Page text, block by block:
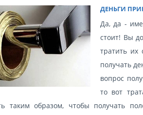
ДЕНЬГИ
Да, да -
стоит! Вы
тратить
получать
вопрос
то вот
таким образом, чтобы получать